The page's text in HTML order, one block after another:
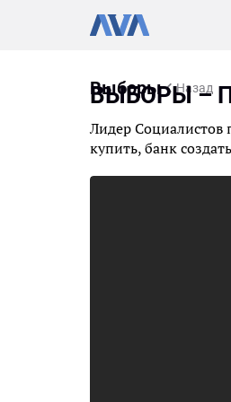
Выборы Назад
ВЫБОРЫ –
Лидер Социалистов
купить, банк